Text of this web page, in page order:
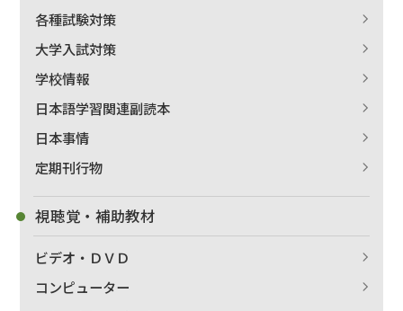
各種試験対策
大学入試対策
学校情報
日本語学習関連副読本
日本事情
定期刊行物
視聴覚・補助教材
ビデオ・ＤＶＤ
コンピューター